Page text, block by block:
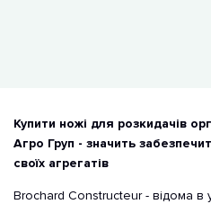
Купити ножі для розкидачів
Агро Груп - значить
своїх агрегатів
Brochard Constructeur - відома в